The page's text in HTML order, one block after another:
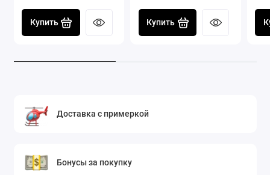
Купить Купить
Доставка с примеркой
Бонусы за покупку